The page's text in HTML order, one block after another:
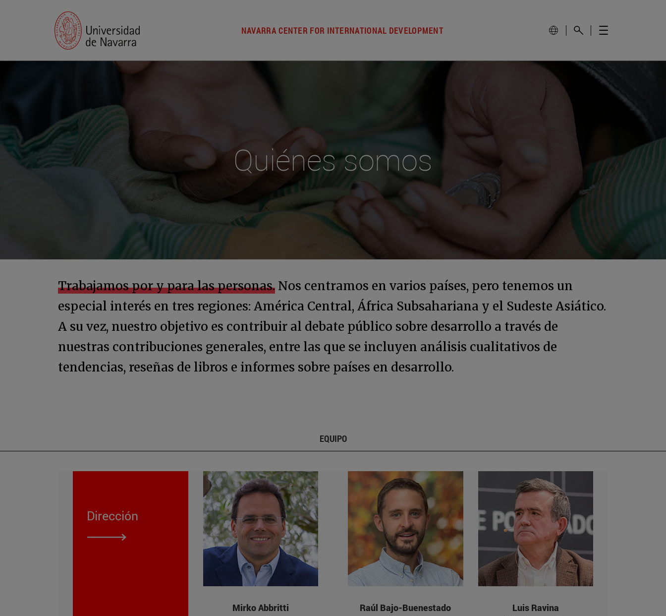
NAVARRA CENTER FOR INTERNATIONAL DEVELOPMENT
Quiénes somos
Trabajamos por y para las personas. Nos centramos en varios países, pero tenemos un
especial interés en tres regiones: América Central, África Subsahariana y el Sudeste Asiático.
A su vez, nuestro objetivo es contribuir al debate público sobre desarrollo a través de
nuestras contribuciones generales, entre las que se incluyen análisis cualitativos de
tendencias, reseñas de libros e informes sobre países en desarrollo.
EQUIPO
Dirección
Mirko Abbritti
Raúl Bajo-Buenestado
Luis Ravina